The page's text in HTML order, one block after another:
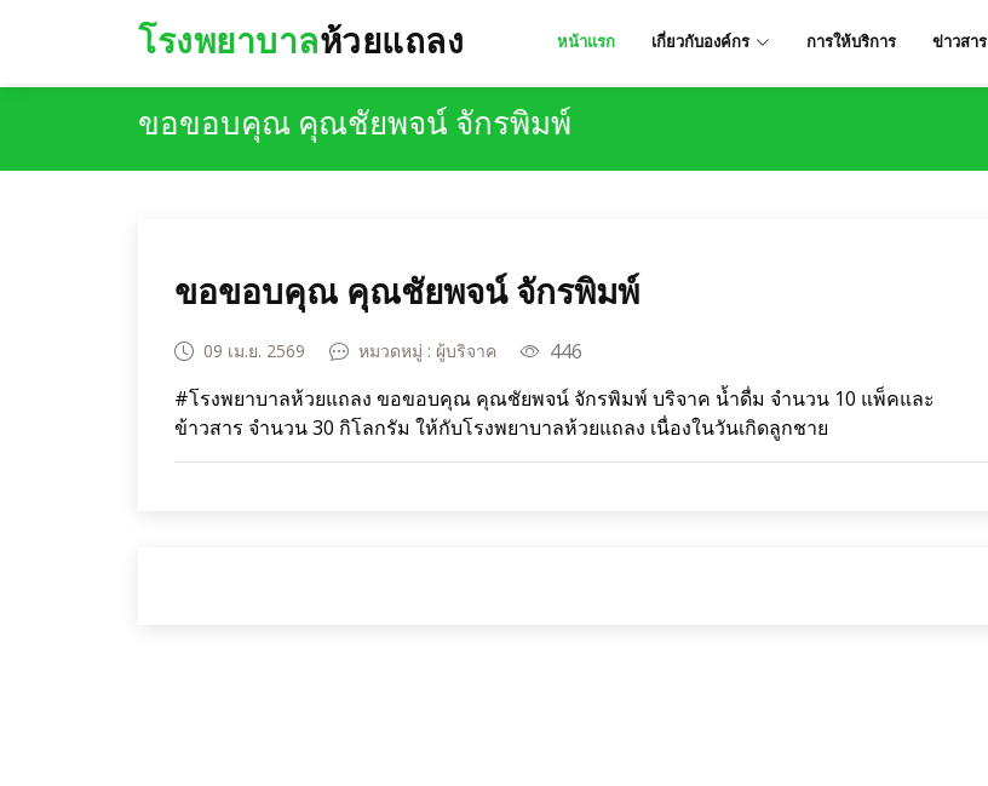
โรงพยาบาลห้วยแถลง หน้าแรก เกี่ยวกับองค์กร การให้บริการ ข่าวสาร
ขอขอบคุณ คุณชัยพจน์ จักรพิมพ์
ขอขอบคุณ คุณชัยพจน์ จักรพิมพ์
09 เม.ย. 2569 หมวดหมู่ : ผู้บริจาค
446
#โรงพยาบาลห้วยแถลง ขอขอบคุณ คุณชัยพจน์ จักรพิมพ์ บริจาค น้ำดื่ม จำนวน 10 แพ็คและ
ข้าวสาร จำนวน 30 กิโลกรัม ให้กับโรงพยาบาลห้วยแถลง เนื่องในวันเกิดลูกชาย